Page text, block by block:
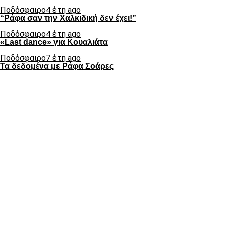
Ποδόσφαιρο4 έτη ago
“Ράφα σαν την Χαλκιδική δεν έχει!”
Ποδόσφαιρο4 έτη ago
«Last dance» για Κουαλιάτα
Ποδόσφαιρο7 έτη ago
Τα δεδομένα με Ράφα Σοάρες